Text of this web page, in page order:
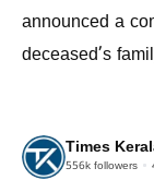
announced a
deceased’s
Times
556k followers